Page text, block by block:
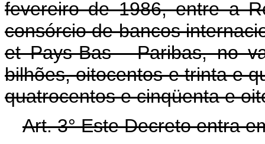
fevereiro de 1986, entre a
consórcio de bancos
et Pays-Bas - Paribas, no
bilhões, oitocentos e trinta e
quatrocentos e cinqüenta e
Art. 3° Este Decreto entra